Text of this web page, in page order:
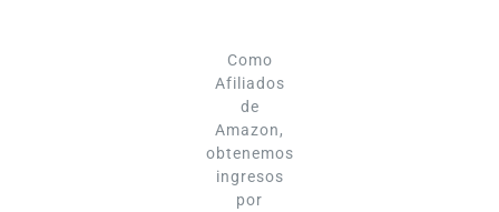
Como
Afiliados
de
Amazon,
obtenemos
ingresos
por